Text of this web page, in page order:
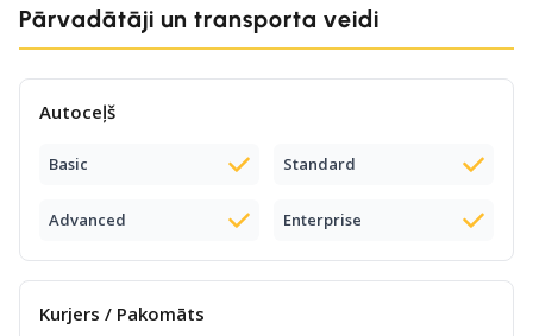
Pārvadātāji un transporta veidi
Autoceļš
Basic Standard
Advanced Enterprise
Kurjers / Pakomāts